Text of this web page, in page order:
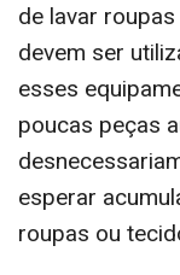
de lavar
devem ser
esses
poucas peças
esperar
roupas ou